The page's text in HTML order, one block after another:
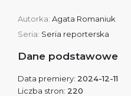
Autorka: Agata Romaniuk
Seria: Seria reporterska
Dane podstawowe
Data premiery: 2024-12-11
Liczba stron: 220